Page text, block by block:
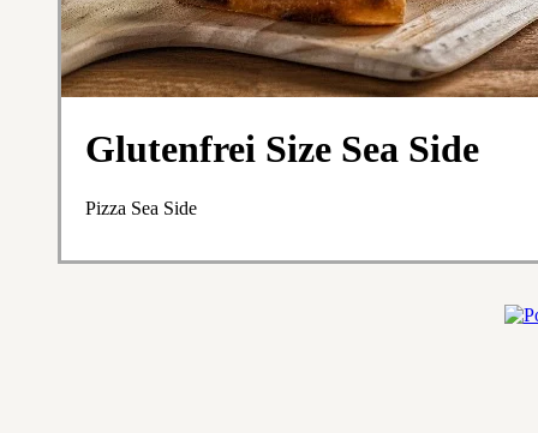
Glutenfrei Size Sea Side
Pizza Sea Side